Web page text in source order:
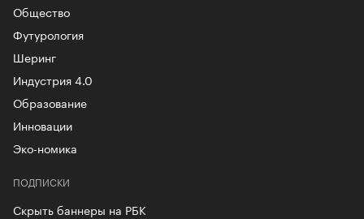
Общество
Футурология
Шеринг
Индустрия 4.0
Образование
Инновации
Эко-номика
ПОДПИСКИ
Скрыть баннеры на РБК